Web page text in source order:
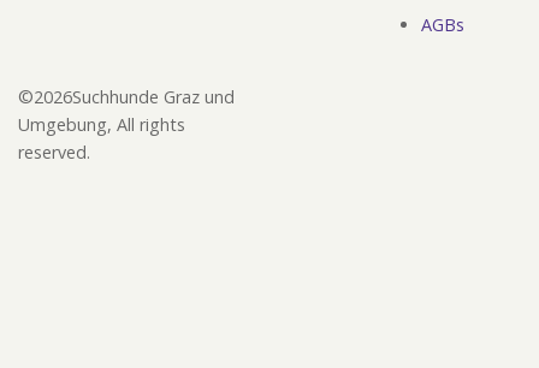
AGBs
©2026Suchhunde Graz und
Umgebung, All rights
reserved.